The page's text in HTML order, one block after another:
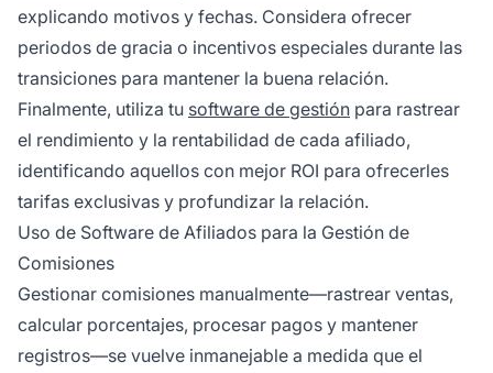
explicando motivos y fechas. Considera ofrecer
periodos de gracia o incentivos especiales durante las
transiciones para mantener la buena relación.
Finalmente, utiliza tu software de gestión para rastrear
el rendimiento y la rentabilidad de cada afiliado,
identificando aquellos con mejor ROI para ofrecerles
tarifas exclusivas y profundizar la relación.
Uso de Software de Afiliados para la Gestión de
Comisiones
Gestionar comisiones manualmente—rastrear ventas,
calcular porcentajes, procesar pagos y mantener
registros—se vuelve inmanejable a medida que el